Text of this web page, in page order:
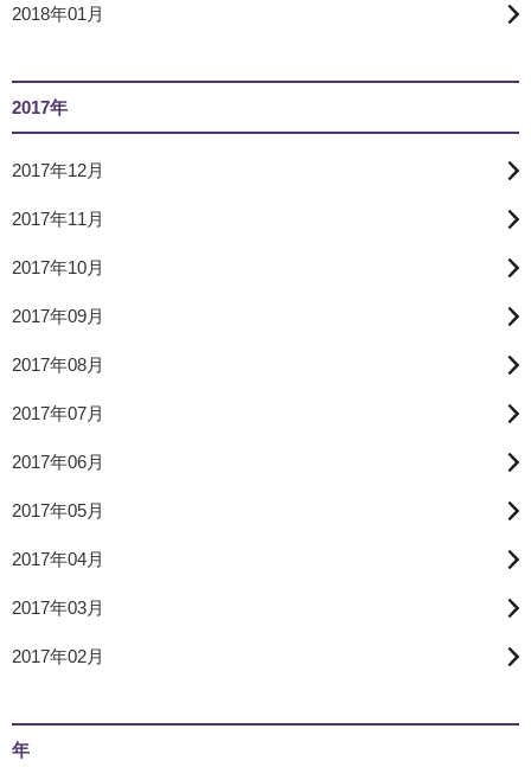
2018年01月
2017年
2017年12月
2017年11月
2017年10月
2017年09月
2017年08月
2017年07月
2017年06月
2017年05月
2017年04月
2017年03月
2017年02月
年